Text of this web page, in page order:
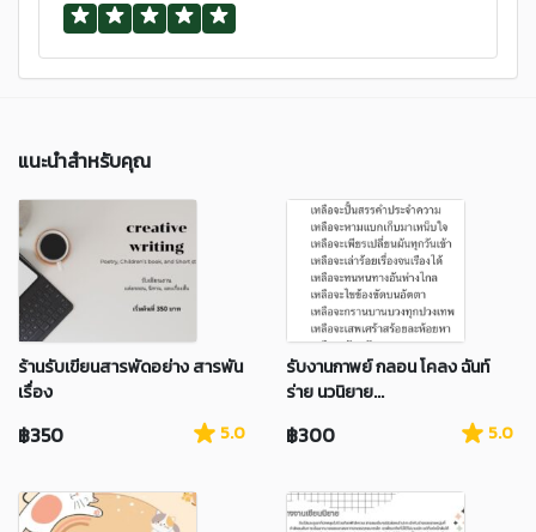
แนะนำสำหรับคุณ
ร้านรับเขียนสารพัดอย่าง สารพัน
เรื่อง
฿350 5.0
รับงานกาพย์ กลอน โคลง ฉันท์
ร่าย นวนิยาย...
฿300 5.0